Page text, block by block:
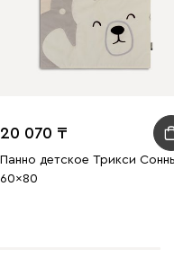
20 070
Панно детское Трикси
60x80